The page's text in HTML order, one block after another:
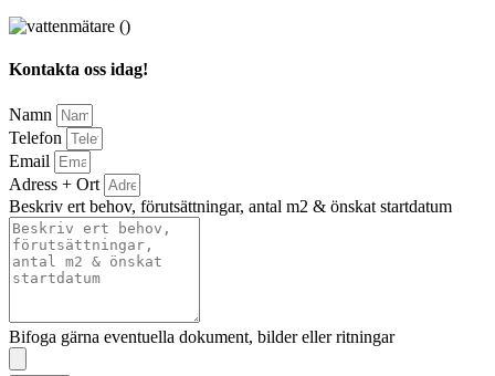
Kontakta oss idag!
Namn
Telefon
Email
Adress + Ort
Beskriv ert behov, förutsättningar, antal m2 & önskat startdatum
Bifoga gärna eventuella dokument, bilder eller ritningar